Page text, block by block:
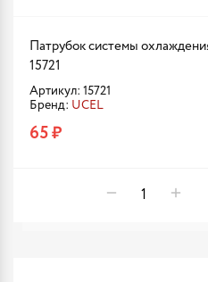
Патрубок системы
15721
Артикул: 15721
Бренд: UCEL
65 ₽